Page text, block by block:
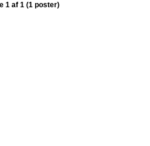
1 af 1 (1 poster)